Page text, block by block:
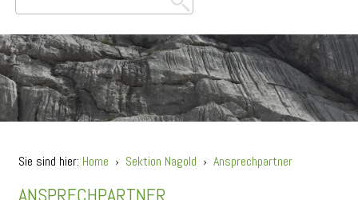
Sie sind hier: Home › Sektion Nagold › Ansprechpartner
ANSPRECHPARTNER